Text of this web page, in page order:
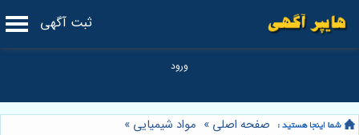
ثبت آگهی
صفحه اصلی » مواد شیمیایی »